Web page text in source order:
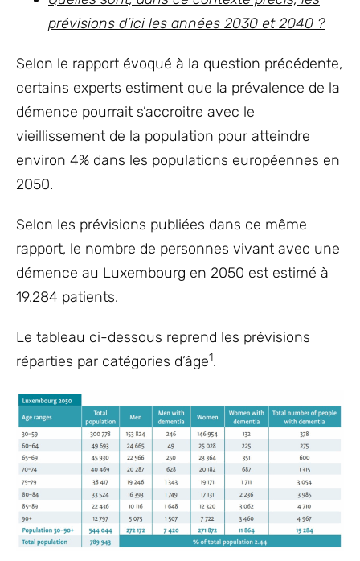
prévisions d’ici les années 2030 et 2040 ?
Selon le rapport évoqué à la question précédente,
certains experts estiment que la prévalence de la
démence pourrait s’accroitre avec le
vieillissement de la population pour atteindre
environ 4% dans les populations européennes en
2050.
Selon les prévisions publiées dans ce même
rapport, le nombre de personnes vivant avec une
démence au Luxembourg en 2050 est estimé à
19.284 patients.
Le tableau ci-dessous reprend les prévisions
réparties par catégories d’âge1.